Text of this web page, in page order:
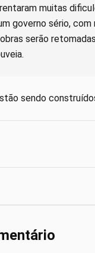
muitas
governo sério,
serão
sendo